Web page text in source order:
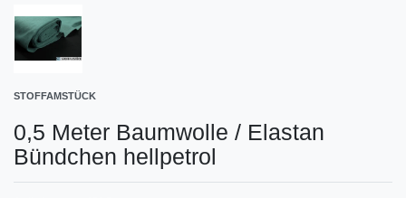
STOFFAMSTÜCK
0,5 Meter Baumwolle / Elastan
Bündchen hellpetrol